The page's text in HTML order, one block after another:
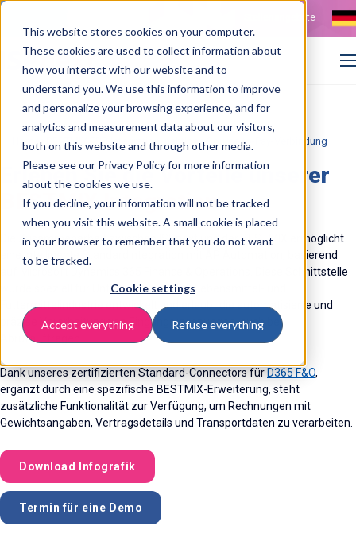
This website stores cookies on your computer.
These cookies are used to collect information about
how you interact with our website and to
understand you. We use this information to improve
and personalize your browsing experience, and for
analytics and measurement data about our visitors,
both on this website and through other media.
Please see our Privacy Policy for more information
about the cookies we use.
If you decline, your information will not be tracked
when you visit this website. A small cookie is placed
in your browser to remember that you do not want
to be tracked.
Cookie settings
Accept everything Refuse everything
Stellenangebote
Home > BESTMIX ERP-Integration: nahtlose Source-to-Pay-Verbindung
Erleben Sie die Vorteile unserer
BESTMIX Integration
Die Zusammenarbeit zwischen ISPnext und der BESTMIX ermöglicht
eine intelligente Standardintegration mit AP Automation, basierend
auf Microsoft Dynamics 365 Finance & Operations. Diese Schnittstelle
wurde speziell für Unternehmen in der Lebensmittel- und
Futtermittelindustrie entwickelt und erlaubt die automatisierte und
präzise Verarbeitung von Eingangsrechnungen, auch bei
Abrufaufträgen.
Dank unseres zertifizierten Standard-Connectors für D365 F&O,
ergänzt durch eine spezifische BESTMIX-Erweiterung, steht
zusätzliche Funktionalität zur Verfügung, um Rechnungen mit
Gewichtsangaben, Vertragsdetails und Transportdaten zu verarbeiten.
Download Infografik
Termin für eine Demo